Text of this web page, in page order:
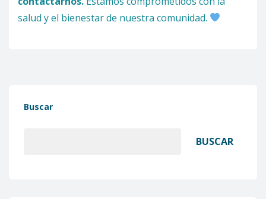
salud y el bienestar de nuestra comunidad.
Buscar
BUSCAR